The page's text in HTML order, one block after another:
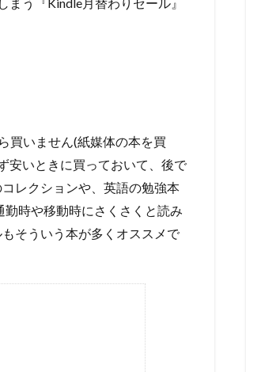
買いません(紙媒体の本を買
安いときに買っておいて、後で
レクションや、英語の勉強本
時や移動時にさくさくと読み
そういう本が多くオススメで